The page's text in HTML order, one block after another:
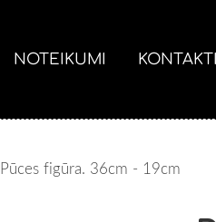
NOTEIKUMI KONTAKTI
Pūces figūra. 36cm - 19cm